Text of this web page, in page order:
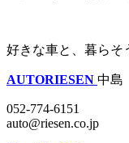
好きな車と、暮らそ
AUTORIESEN 中島
052-774-6151
auto@riesen.co.jp